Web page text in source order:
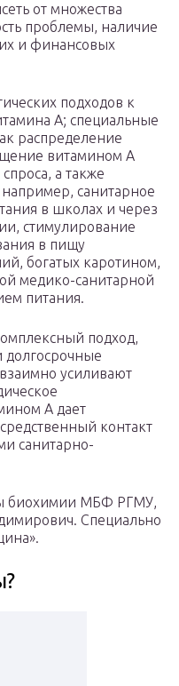
от множества
проблемы, наличие
и финансовых
подходов к
А; специальные
распределение
витамином А
а также
санитарное
в школах и через
стимулирование
в пищу
богатых каротином,
медико-санитарной
питания.
подход,
усиливают
А дает
контакт
санитарно-
биохимии МБФ РГМУ,
Специально